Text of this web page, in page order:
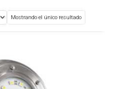
Mostrando el único resultado